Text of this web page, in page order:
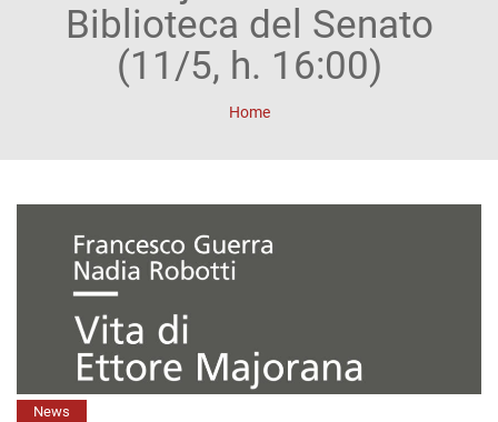
Incipit
Archetipi
Annali
di
Lettere
Annali
ACCOUNTBiblioteca del Senato
(11/5, h. 16:00)
Home
News